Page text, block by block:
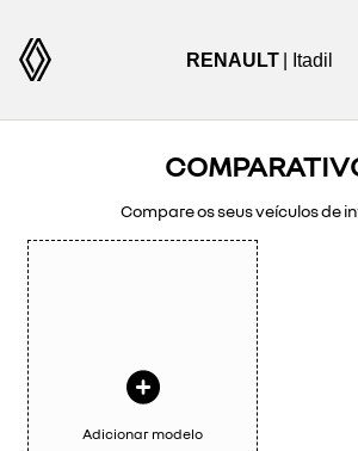
RENAULT | Itadil
Compare os seus veículos de
Adicionar modelo